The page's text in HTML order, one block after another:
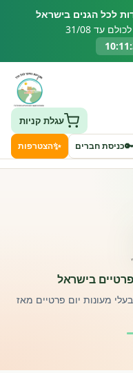
לכל הגנים בישראל
עד 31/08
עגלת קניות
כניסת חברים ✨הצטרפות
בישראל
של בעלי מעונות יום פרטיים מאז